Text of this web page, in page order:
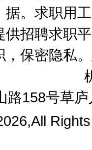
据。求职用
供招聘求职
保密隐私
路158号草